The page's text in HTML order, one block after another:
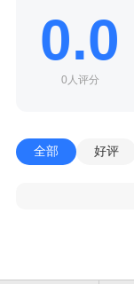
0.0
0人评分
全部 好评